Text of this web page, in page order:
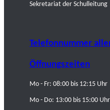
Sekretariat der Schulleitung
Telefonnummer
Öffnungszeiten
Mo - Fr: 08:00 bis 12:15 Uhr
Mo - Do: 13:00 bis 15:00 Uhr